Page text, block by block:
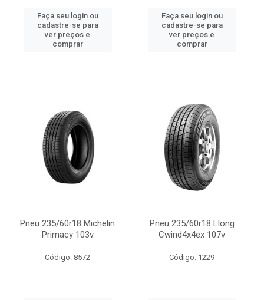
Faça seu login ou
cadastre-se para
ver preços e
comprar
Faça seu login ou
cadastre-se para
ver preços e
comprar
Pneu 235/60r18 Michelin
Primacy 103v
Código: 8572
Pneu 235/60r18 Llong
Cwind4x4ex 107v
Código: 1229